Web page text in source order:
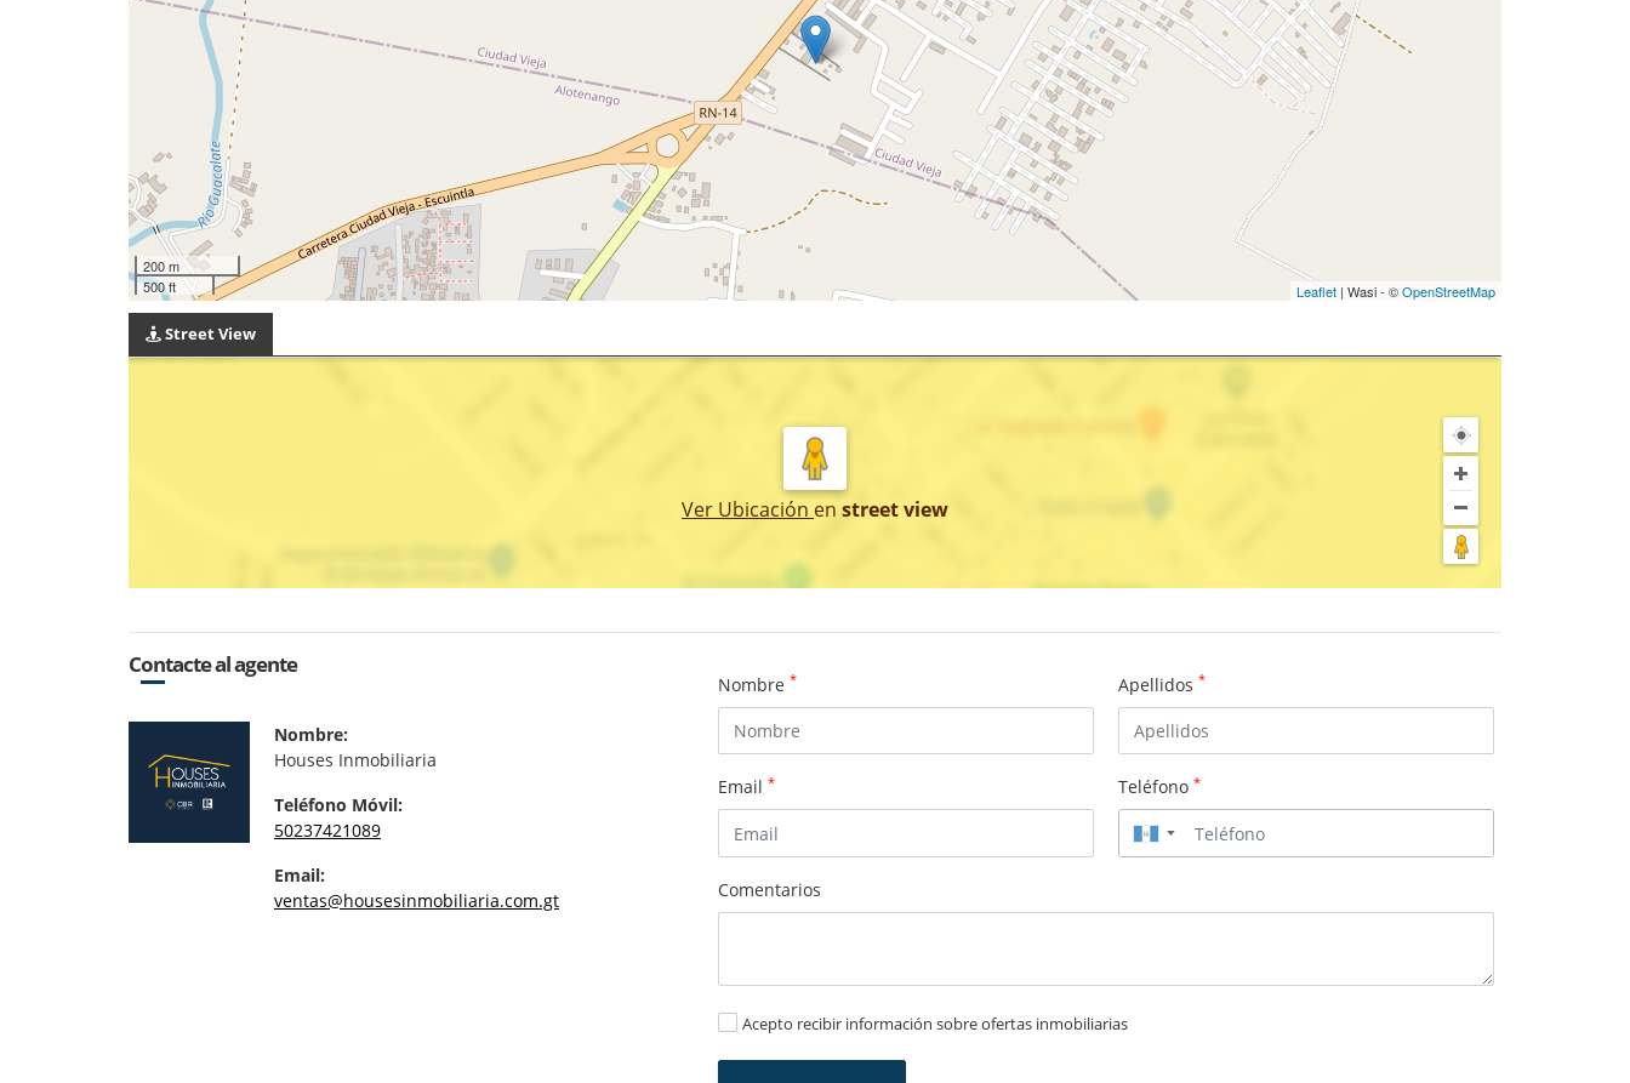
200 m
500 ft
Leaflet | Wasi - ©OpenStreetMap
Street View
Ver Ubicación en street view
Contacte al agente
Nombre:
Houses Inmobiliaria
Teléfono Móvil:
50237421089
Email:
ventas@housesinmobiliaria.com.gt
Nombre * Apellidos *
Email * Teléfono *
▼
Comentarios
Acepto recibir información sobre ofertas inmobiliarias